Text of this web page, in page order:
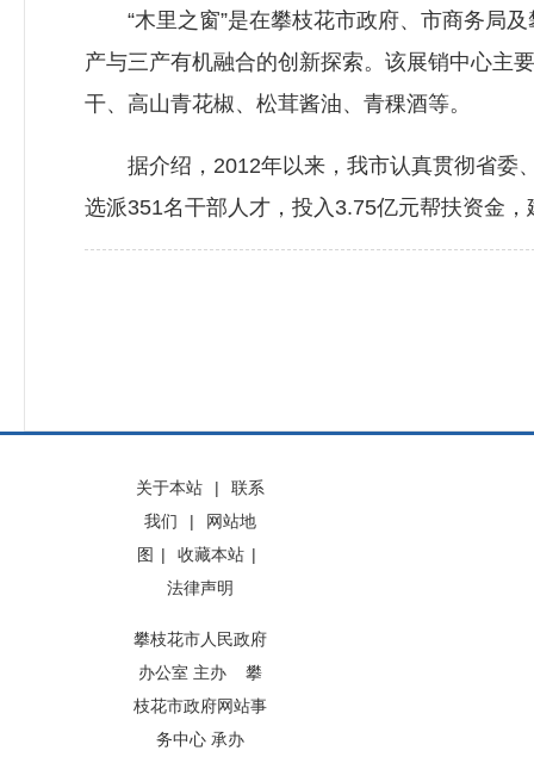
“木里之窗”是在攀枝花市政府、市商务局及
产与三产有机融合的创新探索。该展销中心主
干、高山青花椒、松茸酱油、青稞酒等。
据介绍，2012年以来，我市认真贯彻省委、
选派351名干部人才，投入3.75亿元帮扶资金
关于本站 |
联系
我们
|
网站地
图 | 收藏本站 |
法律声明
攀枝花市人民政府
办公室 主办 攀
枝花市政府网站事
务中心 承办